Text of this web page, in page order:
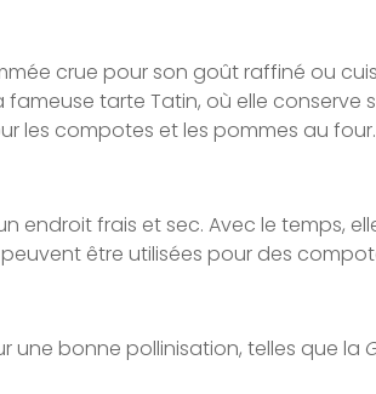
crue pour son goût raffiné ou
tarte Tatin, où elle conserve
les compotes et les pommes au four.
endroit frais et sec. Avec le temps,
être utilisées pour des
une bonne pollinisation, telles que la